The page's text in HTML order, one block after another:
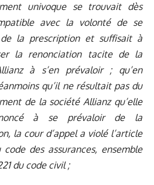
univoque se trouvait dès
avec la volonté de se
la prescription et suffisait à
la renonciation tacite de la
à s’en prévaloir ; qu’en
qu’il ne résultait pas du
de la société Allianz qu’elle
à se prévaloir de la
la cour d’appel a violé l’article
code des assurances, ensemble
du code civil ;